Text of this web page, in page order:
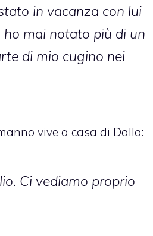
in vacanza con lui
mai notato più di un
di mio cugino nei
vive a casa di Dalla:
Ci vediamo proprio